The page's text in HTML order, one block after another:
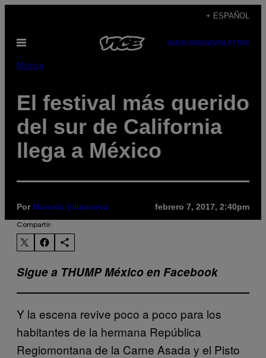
contenido
+ ESPAÑOL
Abrir
SUBSCRIBENEWSLETTER
Música
El festival más querido
del sur de California
llega a México
Por Marcela Villanueva febrero 7, 2017, 2:40pm
Compartir:
Sigue a THUMP México en Facebook
Y la escena revive poco a poco para los
habitantes de la hermana República
Regiomontana de la Carne Asada y el Pisto